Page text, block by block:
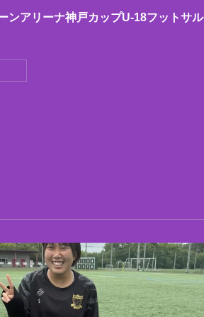
ンアリーナ神戸カップU-18フットサル